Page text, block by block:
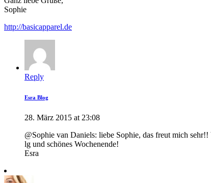
Sophie
http://basicapparel.de
Reply
Esra Blog
28. März 2015 at 23:08
@Sophie van Daniels: liebe Sophie, das freut mich
lg und schönes Wochenende!
Esra